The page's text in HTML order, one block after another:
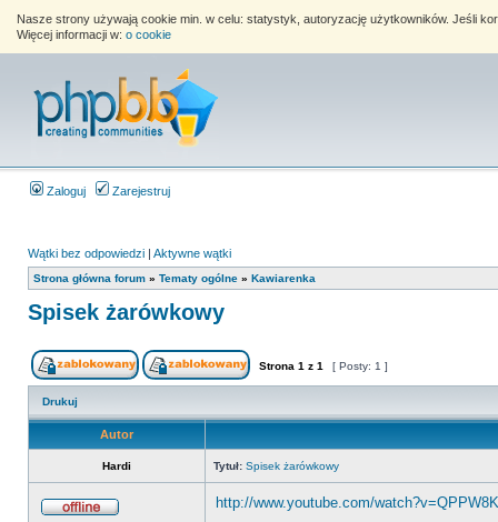
Nasze strony używają cookie min. w celu: statystyk, autoryzację użytkowników. Jeśli
Więcej informacji w: o cookie
Zaloguj Zarejestruj
Wątki bez odpowiedzi | Aktywne wątki
Strona główna forum » Tematy ogólne » Kawiarenka
Spisek żarówkowy
Strona 1 z 1 [ Posty: 1 ]
Drukuj
Autor
Hardi Tytuł: Spisek żarówkowy
http://www.youtube.com/